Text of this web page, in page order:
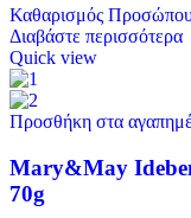
Καθαρισμός
Διαβάστε περισσότερα
Quick view
Προσθήκη στα
Mary&May
70g